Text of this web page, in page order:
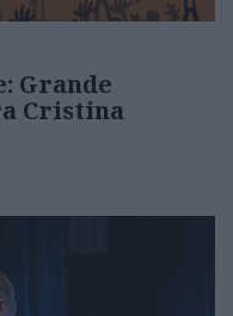
Grande
Cristina